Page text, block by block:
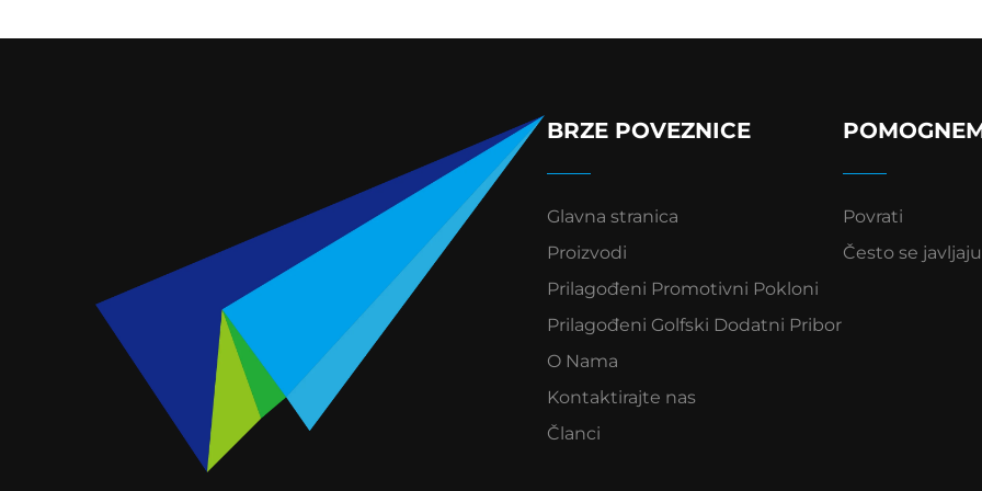
BRZE POVEZNICE
Glavna stranica
Proizvodi
Prilagođeni Promotivni Pokloni
Prilagođeni Golfski Dodatni Pribor
O Nama
Kontaktirajte nas
Članci
Povrati
Često se